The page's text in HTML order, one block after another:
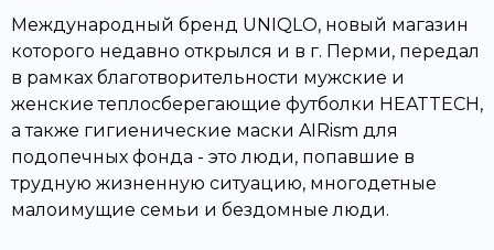
Международный бренд UNIQLO, новый магазин
которого недавно открылся и в г. Перми, передал
в рамках благотворительности мужские и
женские теплосберегающие футболки HEATTECH,
а также гигиенические маски AIRism для
подопечных фонда - это люди, попавшие в
трудную жизненную ситуацию, многодетные
малоимущие семьи и бездомные люди.